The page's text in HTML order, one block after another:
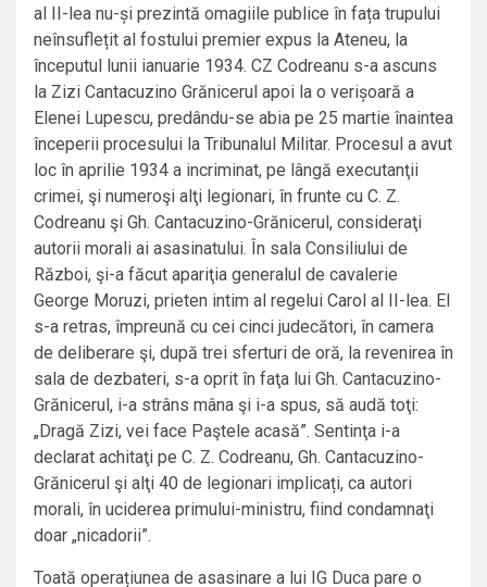
al II-lea nu-și prezintă omagiile publice în fața trupului
neînsuflețit al fostului premier expus la Ateneu, la
începutul lunii ianuarie 1934. CZ Codreanu s-a ascuns
la Zizi Cantacuzino Grănicerul apoi la o verișoară a
Elenei Lupescu, predându-se abia pe 25 martie înaintea
începerii procesului la Tribunalul Militar. Procesul a avut
loc în aprilie 1934 a incriminat, pe lângă executanţii
crimei, şi numeroşi alţi legionari, în frunte cu C. Z.
Codreanu şi Gh. Cantacuzino-Grănicerul, consideraţi
autorii morali ai asasinatului. În sala Consiliului de
Război, şi-a făcut apariţia generalul de cavalerie
George Moruzi, prieten intim al regelui Carol al II-lea. El
s-a retras, împreună cu cei cinci judecători, în camera
de deliberare şi, după trei sferturi de oră, la revenirea în
sala de dezbateri, s-a oprit în faţa lui Gh. Cantacuzino-
Grănicerul, i-a strâns mâna şi i-a spus, să audă toţi:
„Dragă Zizi, vei face Paştele acasă”. Sentinţa i-a
declarat achitaţi pe C. Z. Codreanu, Gh. Cantacuzino-
Grănicerul şi alţi 40 de legionari implicați, ca autori
morali, în uciderea primului-ministru, fiind condamnaţi
doar „nicadorii”.
Toată operațiunea de asasinare a lui IG Duca pare o